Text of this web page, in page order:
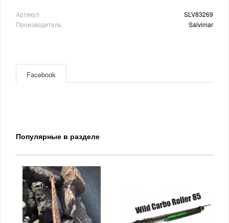
Артикул
SLV83269
Производитель
Salvimar
Facebook
Популярные в разделе